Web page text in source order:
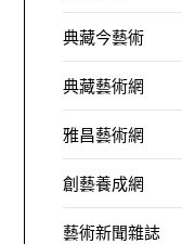
典藏今藝術
典藏藝術網
雅昌藝術網
創藝養成網
藝術新聞雜誌